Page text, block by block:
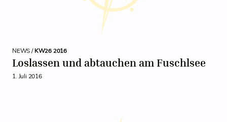
NEWS /KW26 2016
Loslassen und abtauchen am Fuschlsee
1. Juli 2016